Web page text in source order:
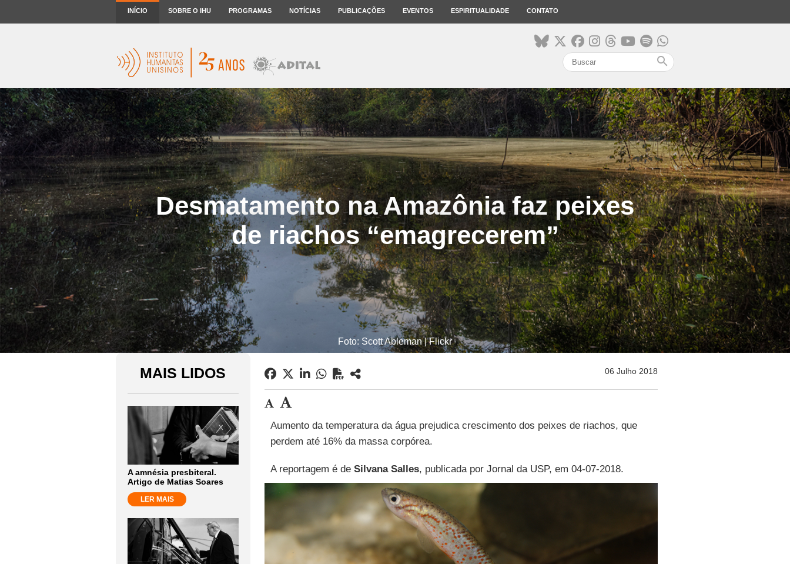
INÍCIO SOBRE O IHU PROGRAMAS NOTÍCIAS PUBLICAÇÕES EVENTOS ESPIRITUALIDADE CONTATO
search
Desmatamento na Amazônia faz peixes
de riachos “emagrecerem”
Foto: Scott Ableman | Flickr
MAIS LIDOS
A amnésia presbiteral.
Artigo de Matias Soares
LER MAIS
06 Julho 2018
Aumento da temperatura da água prejudica crescimento dos peixes de riachos, que
perdem até 16% da massa corpórea.
A reportagem é de Silvana Salles, publicada por Jornal da USP, em 04-07-2018.